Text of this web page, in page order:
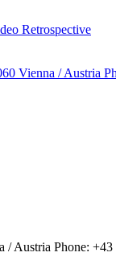
Retrospective
Vienna / Austria
Austria Phone: